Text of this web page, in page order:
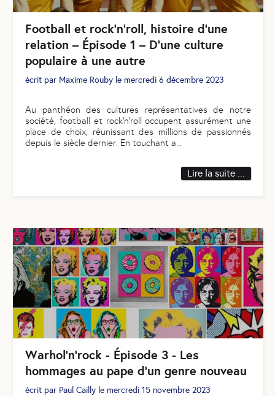
Football et rock’n’roll, histoire d’une
relation – Épisode 1 – D’une culture
populaire à une autre
écrit par Maxime Rouby le mercredi 6 décembre 2023
Au panthéon des cultures représentatives de notre
société, football et rock’n’roll occupent assurément une
place de choix, réunissant des millions de passionnés
depuis le siècle dernier. En touchant a
Lire la suite ...
Warhol’n’rock - Épisode 3 - Les
hommages au pape d’un genre nouveau
écrit par Paul Cailly le mercredi 15 novembre 2023